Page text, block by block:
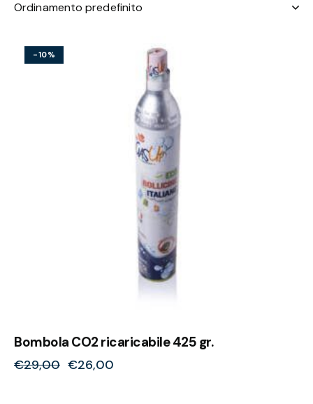
-10%
Bombola CO2 ricaricabile 425 gr.
€29,00 €26,00